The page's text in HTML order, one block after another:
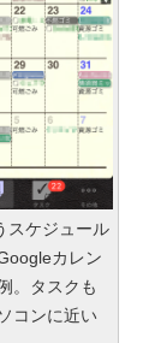
スケジュール
カレン
。タスクも
コンに近い